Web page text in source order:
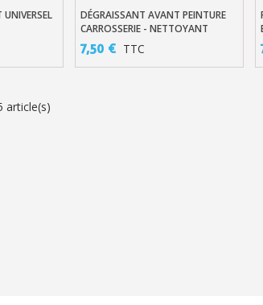
10€
Ajouter Au Panier
DÉGRAISSANT AVANT PEINTURE
CARROSSERIE - NETTOYANT
PEINTURE
7,50 € TTC
article(s)